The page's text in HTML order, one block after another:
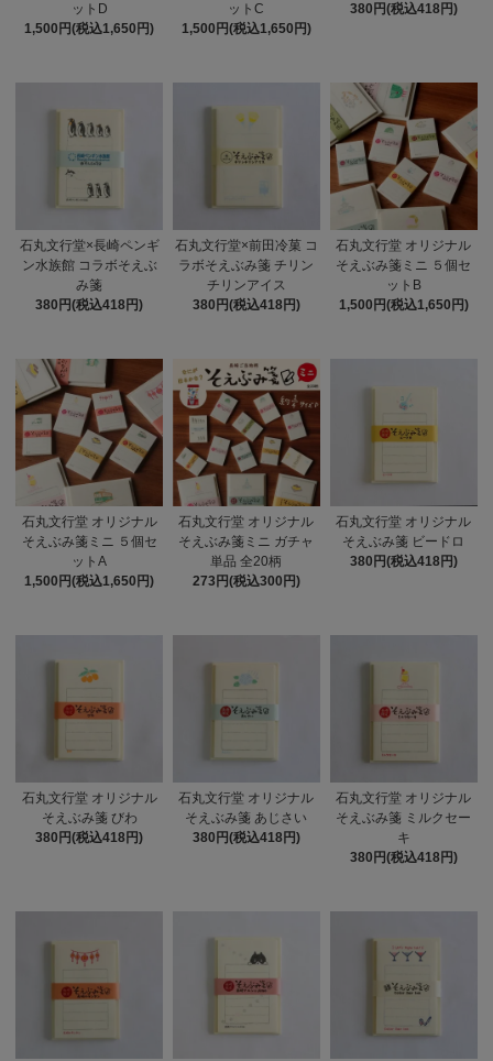
ットD
1,500円(税込1,650円)
ットC
1,500円(税込1,650円)
380円(税込418円)
石丸文行堂×長崎ペンギ
ン水族館 コラボそえぶ
み箋
380円(税込418円)
石丸文行堂×前田冷菓 コ
ラボそえぶみ箋 チリン
チリンアイス
380円(税込418円)
石丸文行堂 オリジナル
そえぶみ箋ミニ ５個セ
ットB
1,500円(税込1,650円)
石丸文行堂 オリジナル
そえぶみ箋ミニ ５個セ
ットA
1,500円(税込1,650円)
石丸文行堂 オリジナル
そえぶみ箋ミニ ガチャ
単品 全20柄
273円(税込300円)
石丸文行堂 オリジナル
そえぶみ箋 ビードロ
380円(税込418円)
石丸文行堂 オリジナル
そえぶみ箋 びわ
380円(税込418円)
石丸文行堂 オリジナル
そえぶみ箋 あじさい
380円(税込418円)
石丸文行堂 オリジナル
そえぶみ箋 ミルクセー
キ
380円(税込418円)